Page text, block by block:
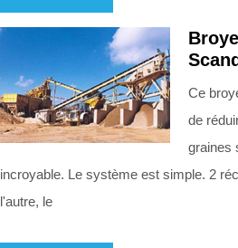
Ce
de
graines
incroyable. Le système est simple. 2
l'autre, le